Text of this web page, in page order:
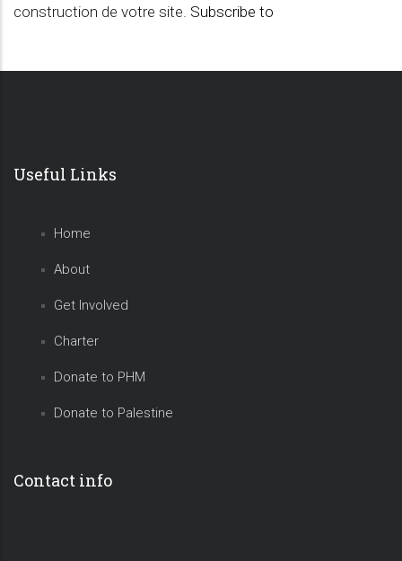
construction de votre site. Subscribe to
Useful Links
Home
About
Get Involved
Charter
Donate to PHM
Donate to Palestine
Contact info